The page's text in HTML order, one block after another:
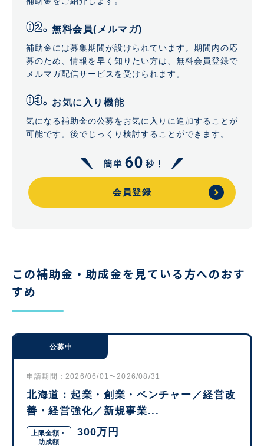
無料会員(メルマガ)
補助金には募集期間が設けられています。期間内の応
募のため、情報を早く知りたい方は、無料会員登録で
メルマガ配信サービスを受けられます。
お気に入り機能
気になる補助金の公募をお気に入りに追加することが
可能です。後でじっくり検討することができます。
会員登録
この補助金・助成金を見ている方へのおす
すめ
公募中
申請期間：2026/06/01〜2026/08/31
北海道：起業・創業・ベンチャー／経営改
善・経営強化／新規事業...
上限金額・
助成額
300万円